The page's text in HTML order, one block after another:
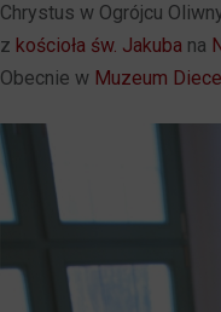
Chrystus w Ogrójcu
z kościoła św. Jakuba na
Obecnie w Muzeum